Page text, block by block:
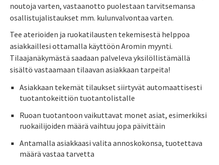
noutoja varten, vastaanotto puolestaan tarvitsemansa
osallistujalistaukset mm. kulunvalvontaa varten.
Tee aterioiden ja ruokatilausten tekemisestä helppoa
asiakkaillesi ottamalla käyttöön Aromin myynti.
Tilaajanäkymästä saadaan palveleva yksilöllistämällä
sisältö vastaamaan tilaavan asiakkaan tarpeita!
Asiakkaan tekemät tilaukset siirtyvät automaattisesti
tuotantokeittiön tuotantolistalle
Ruoan tuotantoon vaikuttavat monet asiat, esimerkiksi
ruokailijoiden määrä vaihtuu jopa päivittäin
Antamalla asiakkaasi valita annoskokonsa, tuotettava
määrä vastaa tarvetta